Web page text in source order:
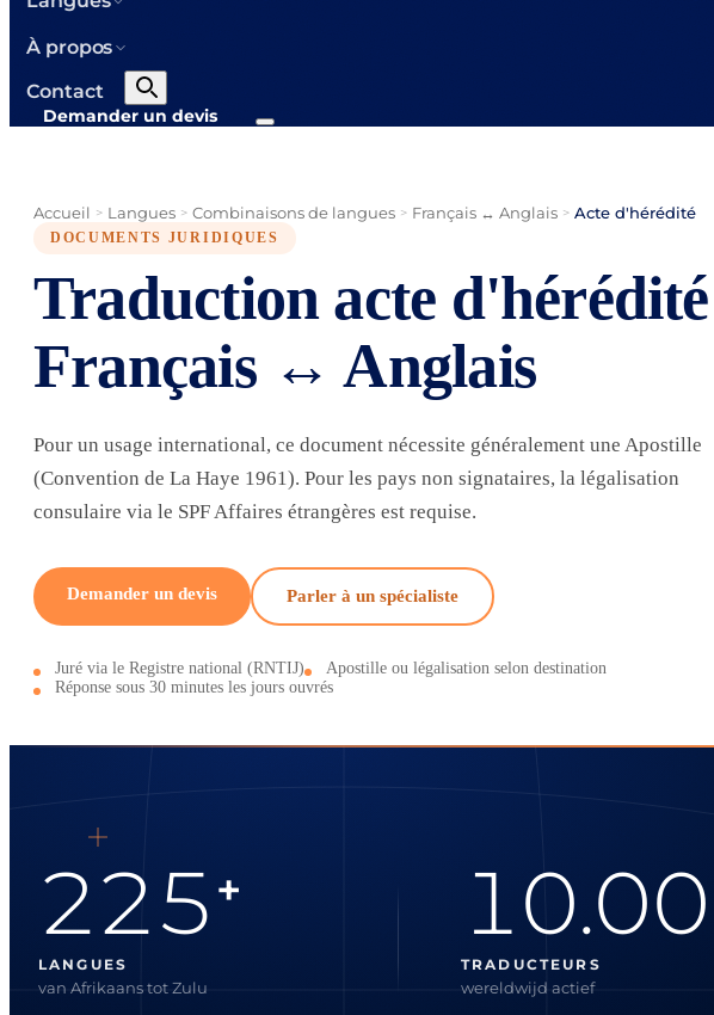
À propos
Contact
Demander un devis
Accueil > Langues > Combinaisons de langues > Français ↔ Anglais > Acte d'hérédité
DOCUMENTS JURIDIQUES
Traduction acte d'hérédité
Français ↔ Anglais
Pour un usage international, ce document nécessite généralement une Apostille
(Convention de La Haye 1961). Pour les pays non signataires, la légalisation
consulaire via le SPF Affaires étrangères est requise.
Demander un devis Parler à un spécialiste
Juré via le Registre national (RNTIJ)
Apostille ou légalisation selon destination
Réponse sous 30 minutes les jours ouvrés
225 +
LANGUES
van Afrikaans tot Zulu
TRADUCTEURS
wereldwijd actief